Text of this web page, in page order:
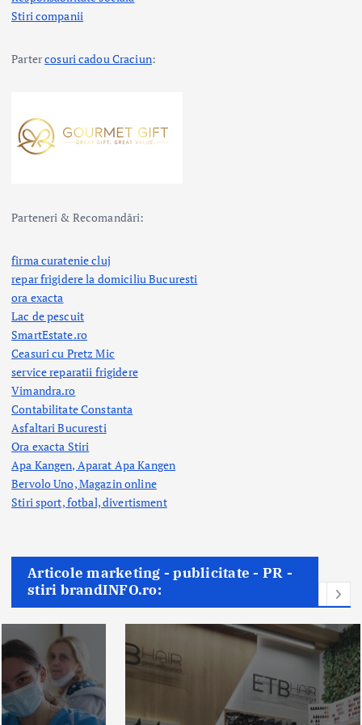
Stiri companii
Partercosuri cadou Craciun:
Parteneri & Recomandări:
firma curatenie cluj
repar frigidere la domiciliu Bucuresti
ora exacta
Lac de pescuit
SmartEstate.ro
Ceasuri cu Pretz Mic
service reparatii frigidere
Vimandra.ro
Contabilitate Constanta
Asfaltari Bucuresti
Ora exacta Stiri
Apa Kangen, Aparat Apa Kangen
Bervolo Uno, Magazin online
Stiri sport, fotbal,divertisment
Articole marketing - publicitate - PR -
stiri brandINFO.ro: